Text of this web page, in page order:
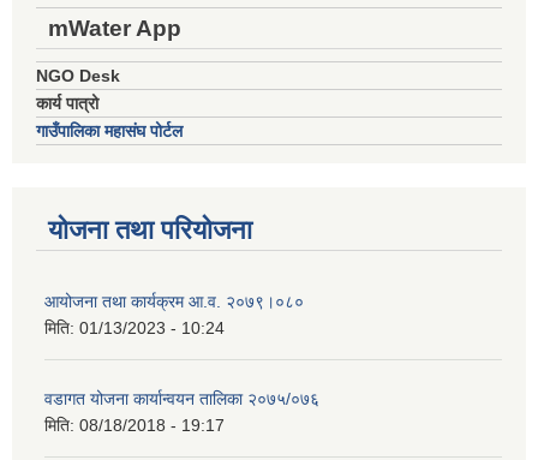
mWater App
NGO Desk
कार्य पात्रो
गाउँपालिका महासंघ पोर्टल
योजना तथा परियोजना
आयोजना तथा कार्यक्रम आ.व. २०७९।०८०
मिति: 01/13/2023 - 10:24
वडागत योजना कार्यान्वयन तालिका २०७५/०७६
मिति: 08/18/2018 - 19:17